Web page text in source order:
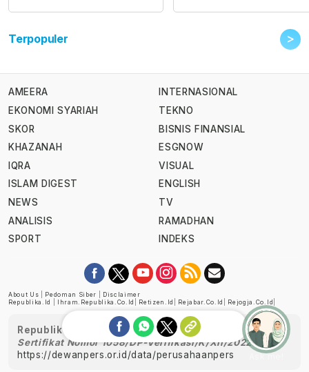
Terpopuler >
AMEERA
EKONOMI SYARIAH
SKOR
KHAZANAH
IQRA
ISLAM DIGEST
NEWS
ANALISIS
SPORT
INTERNASIONAL
TEKNO
BISNIS FINANSIAL
ESGNOW
VISUAL
ENGLISH
TV
RAMADHAN
INDEKS
About Us Pedoman Siber
Disclaimer
Republika.id
Ihram.republika.co.id Retizen.id Rejabar.co.id Rejogja.co.id
Republika telah diverifikasi oleh Dewan Pers
Sertifikat Nomor 1058/DP-Verifikasi/K/XII/2022
https://dewanpers.or.id/data/perusahaanpers
Ask me!